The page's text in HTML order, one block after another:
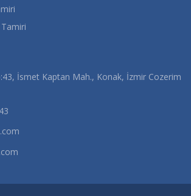
İsmet Kaptan Mah., Konak, İzmir Cozerim